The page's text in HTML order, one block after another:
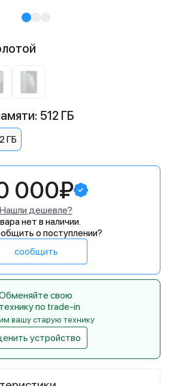
512 ГБ
ГБ
000₽
Нашли дешевле?
нет в наличии.
о поступлении?
сообщить
свою
технику по trade-in
вашу старую технику
устройство